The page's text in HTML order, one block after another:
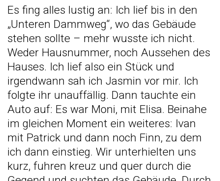
Es fing alles lustig an: Ich lief bis in den
„Unteren Dammweg“, wo das Gebäude
stehen sollte – mehr wusste ich nicht.
Weder Hausnummer, noch Aussehen des
Hauses. Ich lief also ein Stück und
irgendwann sah ich Jasmin vor mir. Ich
folgte ihr unauffällig. Dann tauchte ein
Auto auf: Es war Moni, mit Elisa. Beinahe
im gleichen Moment ein weiteres: Ivan
mit Patrick und dann noch Finn, zu dem
ich dann einstieg. Wir unterhielten uns
kurz, fuhren kreuz und quer durch die